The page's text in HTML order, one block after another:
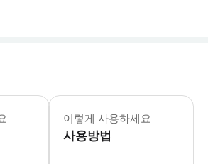
* 소요시간 : 90분 (옵션에 따라 소요
이렇게 사용하세요
사용방법